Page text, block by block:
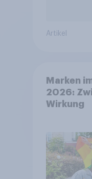
Artikel
Marken
2026:
Wirkung